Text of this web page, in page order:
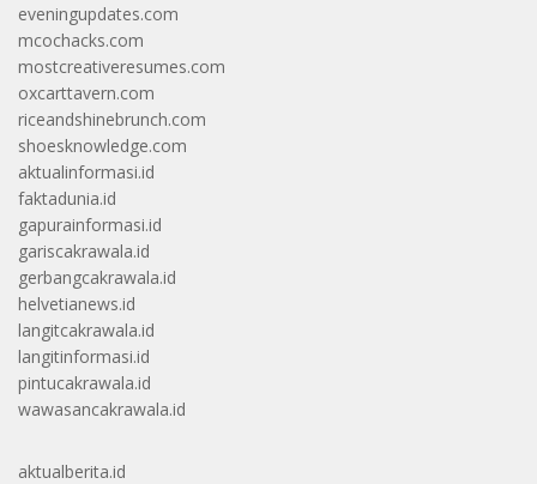
eveningupdates.com
mcochacks.com
mostcreativeresumes.com
oxcarttavern.com
riceandshinebrunch.com
shoesknowledge.com
aktualinformasi.id
faktadunia.id
gapurainformasi.id
gariscakrawala.id
gerbangcakrawala.id
helvetianews.id
langitcakrawala.id
langitinformasi.id
pintucakrawala.id
wawasancakrawala.id
aktualberita.id